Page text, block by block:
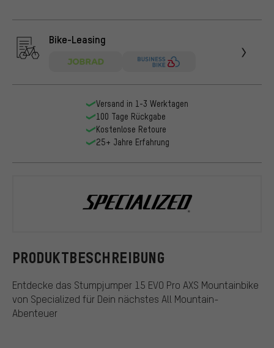
PRODUKTBESCHREIBUNG
Entdecke das Stumpjumper 15 EVO Pro AXS Mountainbike
von Specialized für Dein nächstes All Mountain-
Abenteuer
Bike-Leasing
Versand in 1-3 Werktagen
100 Tage Rückgabe
Kostenlose Retoure
25+ Jahre Erfahrung